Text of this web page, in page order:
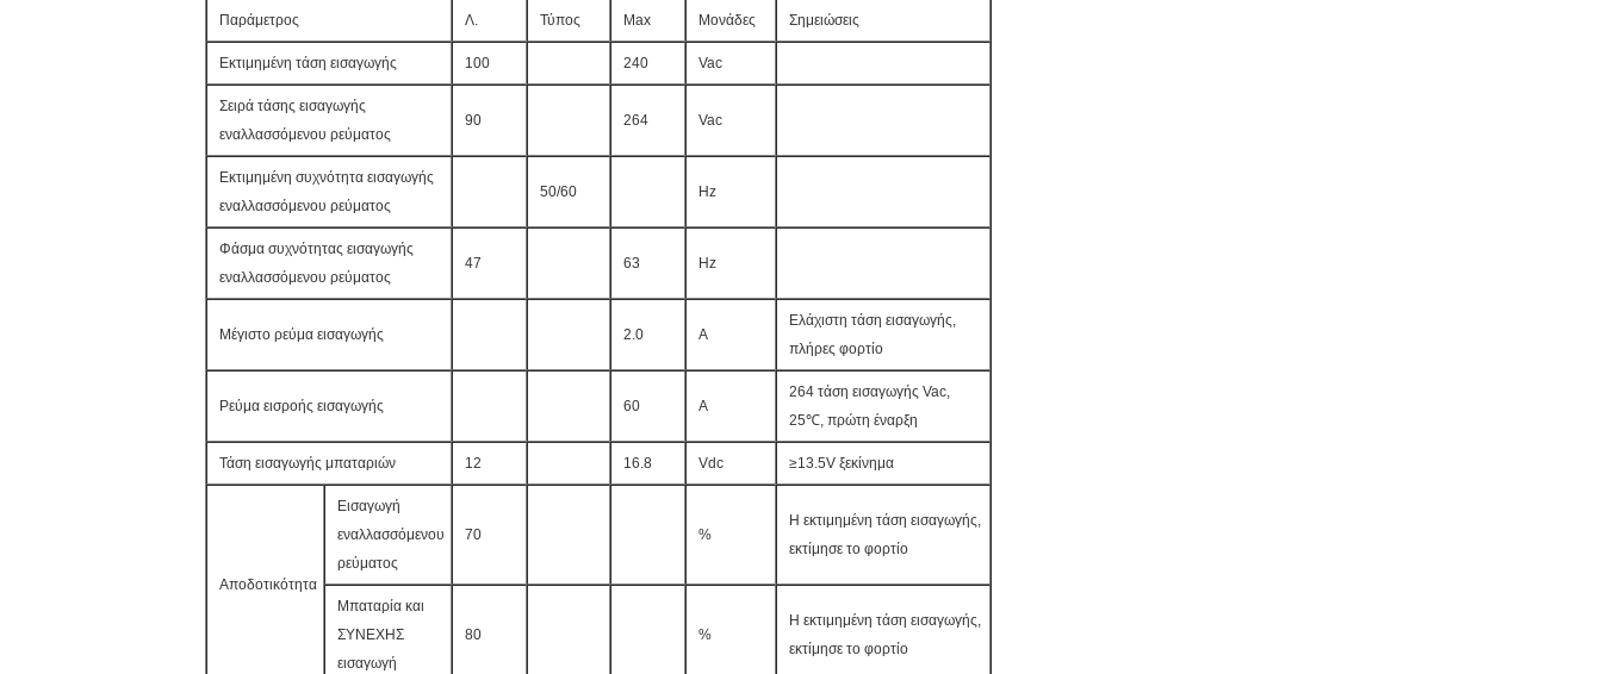
Παράμετρος Λ. Τύπος Max Μονάδες Σημειώσεις
Εκτιμημένη τάση εισαγωγής 100 240 Vac
Σειρά τάσης εισαγωγής
εναλλασσόμενου ρεύματος
90 264 Vac
Εκτιμημένη συχνότητα εισαγωγής
εναλλασσόμενου ρεύματος
50/60 Hz
Φάσμα συχνότητας εισαγωγής
εναλλασσόμενου ρεύματος
47 63 Hz
Μέγιστο ρεύμα εισαγωγής 2.0 Α
Ελάχιστη τάση εισαγωγής,
πλήρες φορτίο
Ρεύμα εισροής εισαγωγής 60 Α
264 τάση εισαγωγής Vac,
25℃, πρώτη έναρξη
Τάση εισαγωγής μπαταριών 12 16.8 Vdc ≥13.5V ξεκίνημα
Αποδοτικότητα
Εισαγωγή
εναλλασσόμενου
ρεύματος
70 %
Η εκτιμημένη τάση εισαγωγής,
εκτίμησε το φορτίο
Μπαταρία και
ΣΥΝΕΧΗΣ
εισαγωγή
80 %
Η εκτιμημένη τάση εισαγωγής,
εκτίμησε το φορτίο